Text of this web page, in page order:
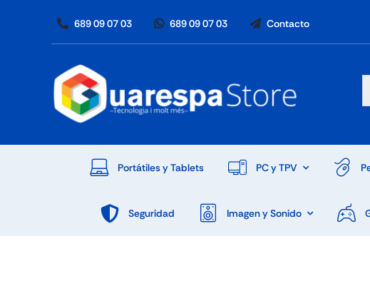
689 09 07 03 689 09 07 03 Contacto
Portátiles y Tablets PC y TPV
Seguridad Imagen y Sonido